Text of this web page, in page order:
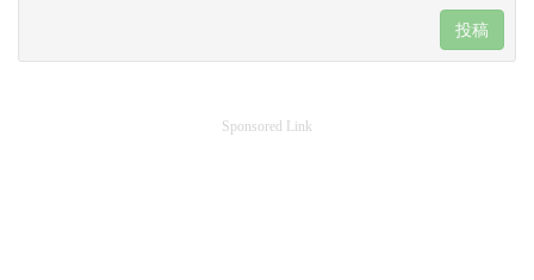
投稿
Sponsored Link